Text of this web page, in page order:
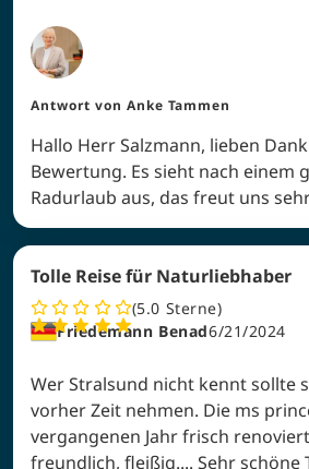
Antwort von Anke Tammen
Hallo Herr Salzmann, lieben
Bewertung. Es sieht nach einem
Radurlaub aus, das freut uns
Tolle Reise für Naturliebhaber
5.0 Sterne
Friedemann Benad6/21/2024
Wer Stralsund nicht kennt sollte
vorher Zeit nehmen. Die ms
vergangenen Jahr frisch
freundlich, fleißig.... Sehr schöne